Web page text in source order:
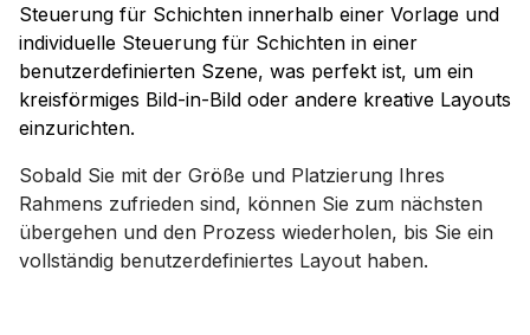
Steuerung für Schichten innerhalb einer Vorlage und
individuelle Steuerung für Schichten in einer
benutzerdefinierten Szene, was perfekt ist, um ein
kreisförmiges Bild-in-Bild oder andere kreative Layouts
einzurichten.
Sobald Sie mit der Größe und Platzierung Ihres
Rahmens zufrieden sind, können Sie zum nächsten
übergehen und den Prozess wiederholen, bis Sie ein
vollständig benutzerdefiniertes Layout haben.